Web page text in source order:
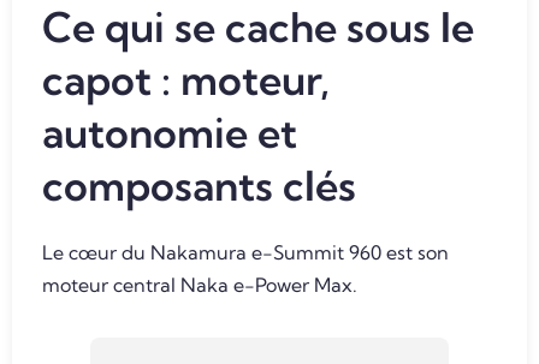
Ce qui se cache sous le
capot : moteur,
autonomie et
composants clés
Le cœur du Nakamura e-Summit 960 est son
moteur central Naka e-Power Max.